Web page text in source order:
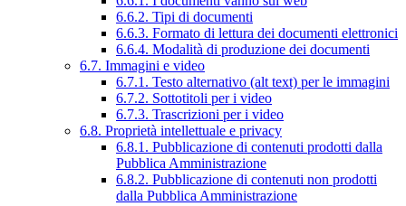
6.6.2. Tipi di documenti
6.6.3. Formato di lettura dei documenti elettronici
6.6.4. Modalità di produzione dei documenti
6.7. Immagini e video
6.7.1. Testo alternativo (alt text) per le immagini
6.7.2. Sottotitoli per i video
6.7.3. Trascrizioni per i video
6.8. Proprietà intellettuale e privacy
6.8.1. Pubblicazione di contenuti prodotti dalla
Pubblica Amministrazione
6.8.2. Pubblicazione di contenuti non prodotti
dalla Pubblica Amministrazione